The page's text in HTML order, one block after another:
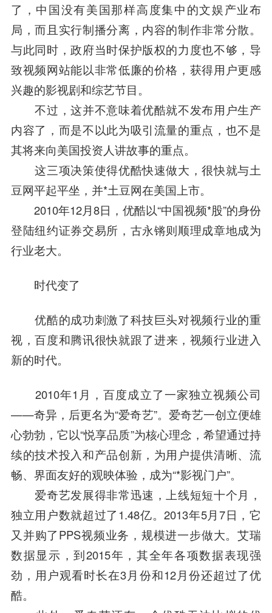
了，中国没有美国那样高度集中的文娱产业布
局，而且实行制播分离，内容的制作非常分散。
与此同时，政府当时保护版权的力度也不够，导
致视频网站能以非常低廉的价格，获得用户更感
兴趣的影视剧和综艺节目。
不过，这并不意味着优酷就不发布用户生产
内容了，而是不以此为吸引流量的重点，也不是
其将来向美国投资人讲故事的重点。
这三项决策使得优酷快速做大，很快就与土
豆网平起平坐，并*土豆网在美国上市。
2010年12月8日，优酷以“中国视频*股”的身份
登陆纽约证券交易所，古永锵则顺理成章地成为
行业老大。
时代变了
优酷的成功刺激了科技巨头对视频行业的重
视，百度和腾讯很快就跟了进来，视频行业进入
新的时代。
2010年1月，百度成立了一家独立视频公司
——奇异，后更名为“爱奇艺”。 爱奇艺一创立便雄
心勃勃，它以“悦享品质”为核心理念，希望通过持
续的技术投入和产品创新，为用户提供清晰、流
畅、界面友好的观映体验，成为“*影视门户”。
爱奇艺发展得非常迅速，上线短短十个月，
独立用户数就超过了1.48亿。2013年5月7日，它
又并购了PPS视频业务，规模进一步做大。艾瑞
数据显示，到2015年，其全年各项数据表现强
劲，用户观看时长在3月份和12月份还超过了优
酷。